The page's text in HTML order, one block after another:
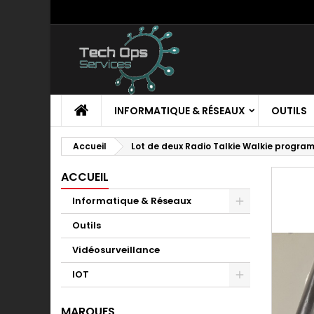
INFORMATIQUE & RÉSEAUX OUTILS
Accueil Lot de deux Radio Talkie Walkie
ACCUEIL
Informatique & Réseaux
Outils
Vidéosurveillance
IOT